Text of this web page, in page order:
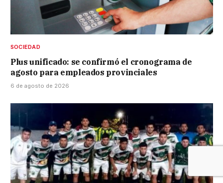
SOCIEDAD
Plus unificado: se confirmó el cronograma de
agosto para empleados provinciales
6 de agosto de 2026